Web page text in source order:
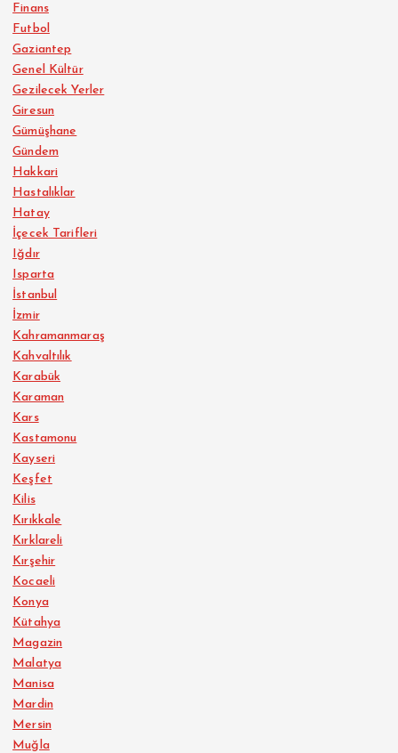
Finans
Futbol
Gaziantep
Genel Kültür
Gezilecek Yerler
Giresun
Gümüşhane
Gündem
Hakkari
Hastalıklar
Hatay
İçecek Tarifleri
Iğdır
Isparta
İstanbul
İzmir
Kahramanmaraş
Kahvaltılık
Karabük
Karaman
Kars
Kastamonu
Kayseri
Keşfet
Kilis
Kırıkkale
Kırklareli
Kırşehir
Kocaeli
Konya
Kütahya
Magazin
Malatya
Manisa
Mardin
Mersin
Muğla